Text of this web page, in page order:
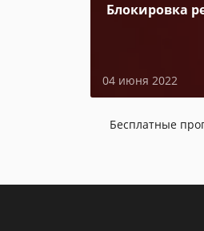
Блокировка
04 июня 2022
Бесплатные